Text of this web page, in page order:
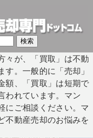
々が、「買取」は不動
。一般的に「売却」
額、「買取」は短期で
われています。マン
にご相談ください。マ
不動産売却のお悩みを